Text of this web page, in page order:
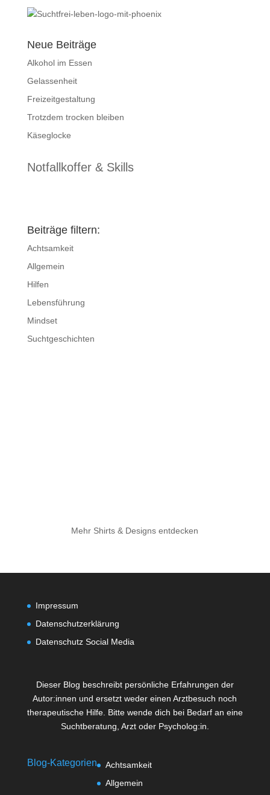
Neue Beiträge
Alkohol im Essen
Gelassenheit
Freizeitgestaltung
Trotzdem trocken bleiben
Käseglocke
Notfallkoffer & Skills
Beiträge filtern:
Achtsamkeit
Allgemein
Hilfen
Lebensführung
Mindset
Suchtgeschichten
Mehr Shirts & Designs entdecken
Impressum
Datenschutzerklärung
Datenschutz Social Media
Dieser Blog beschreibt persönliche Erfahrungen der
Autor:innen und ersetzt weder einen Arztbesuch noch
therapeutische Hilfe. Bitte wende dich bei Bedarf an eine
Suchtberatung, Arzt oder Psycholog:in.
Blog-Kategorien
Achtsamkeit
Allgemein